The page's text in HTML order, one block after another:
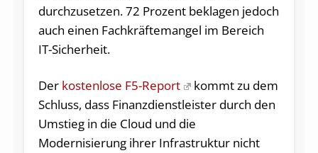
durchzusetzen. 72 Prozent beklagen jedoch
auch einen Fachkräftemangel im Bereich
IT-Sicherheit.
Der kostenlose F5-Report
kommt zu dem
Schluss, dass Finanzdienstleister durch den
Umstieg in die Cloud und die
Modernisierung ihrer Infrastruktur nicht